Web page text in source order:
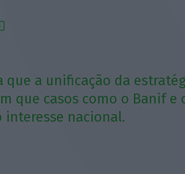
que a unificação da
que casos como o Banif e
interesse nacional.